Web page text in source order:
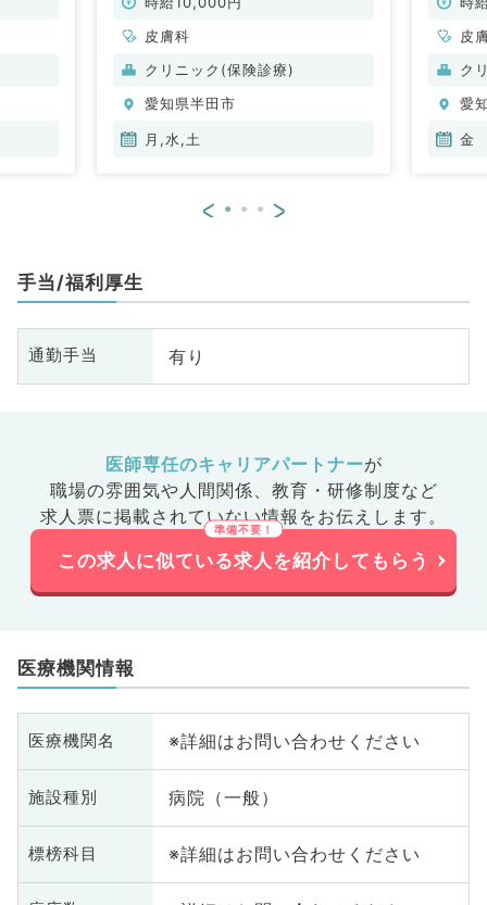
皮膚科
クリニック(保険診療)
愛知県半田市
月,水,土
皮
ク
愛
金
< >
手当/福利厚生
通勤手当 有り
医師専任のキャリアパートナーが
職場の雰囲気や人間関係、 教育・研修制度など
求人票に掲載されていない情報をお伝えします。
この求人に似ている求人を紹介してもらう
医療機関情報
医療機関名 ※詳細はお問い合わせください
施設種別 病院（一般）
標榜科目 ※詳細はお問い合わせください